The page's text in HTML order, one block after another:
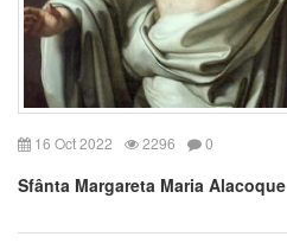
16 Oct 2022 2296 0
Sfânta Margareta Maria Alacoque